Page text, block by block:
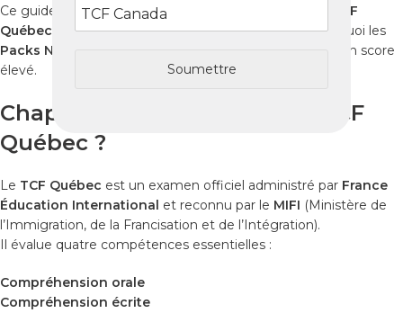
Soumettre
Ce guide complet vous explique comment réussir le
TCF
Québec à Kibuye, organiser votre préparation et pourquoi les
Packs Nabil
sont la solution la plus fiable pour obtenir un score
élevé.
Chapitre 1 : Qu’est-ce que le TCF
Québec ?
Le TCF Québec est un examen officiel administré par France
Éducation International et reconnu par le MIFI (Ministère de
l’Immigration, de la Francisation et de l’Intégration).
Il évalue quatre compétences essentielles :
Compréhension orale
Compréhension écrite